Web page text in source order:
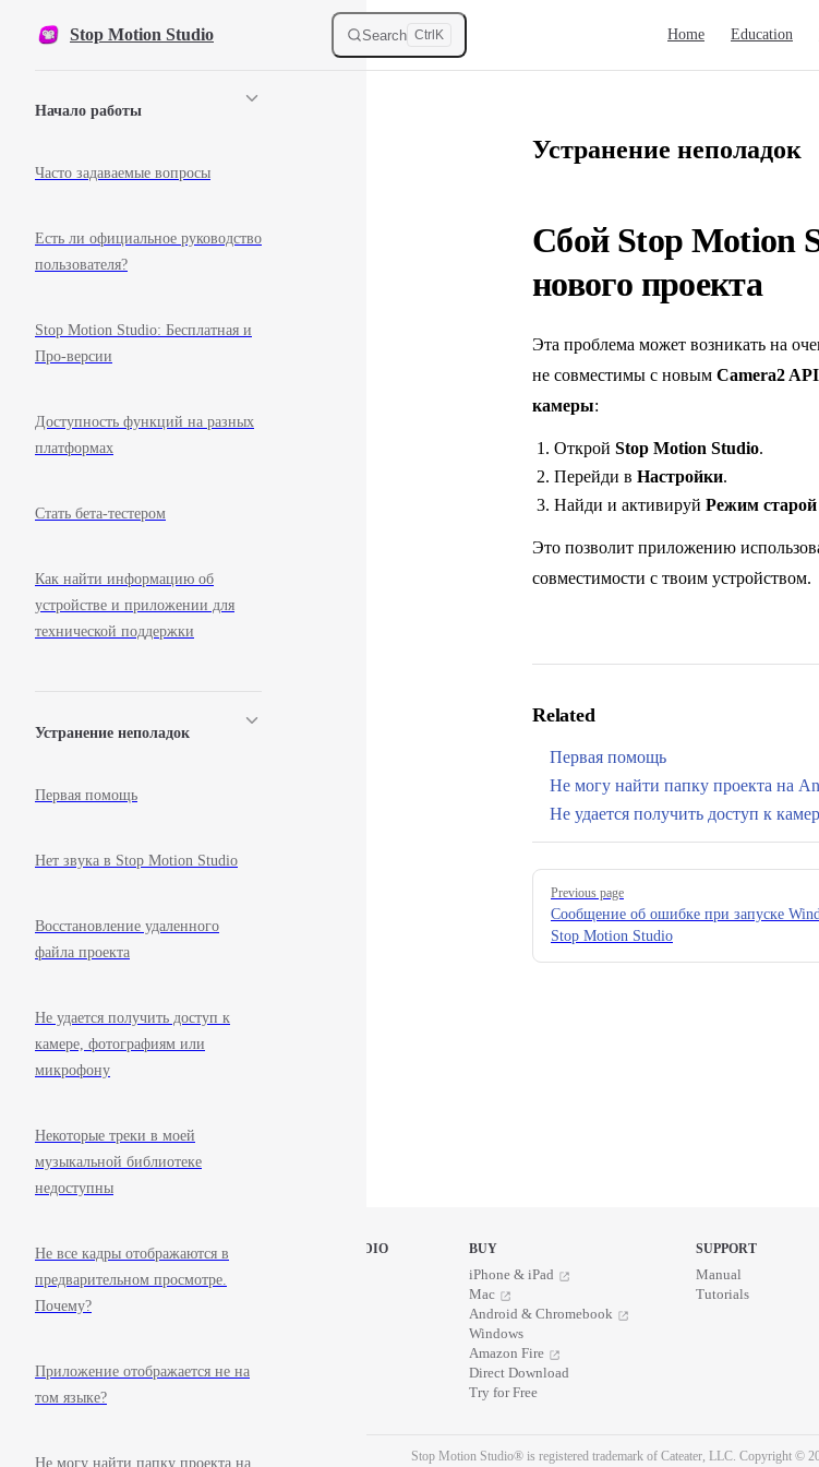
Skip to content
Stop Motion Studio Search Ctrl K Home Education
Начало работы
Часто задаваемые вопросы
Есть ли официальное руководство
пользователя?
Stop Motion Studio: Бесплатная и
Про-версии
Доступность функций на разных
платформах
Стать бета-тестером
Как найти информацию об
устройстве и приложении для
технической поддержки
Устранение неполадок
Первая помощь
Нет звука в Stop Motion Studio
Восстановление удаленного
файла проекта
Не удается получить доступ к
камере, фотографиям или
микрофону
Некоторые треки в моей
музыкальной библиотеке
недоступны
Не все кадры отображаются в
предварительном просмотре.
Почему?
Приложение отображается не на
том языке?
Не могу найти папку проекта на
Устранение неполадок
Сбой Stop Motion
нового проекта
Эта проблема может возникать на
не совместимы с новым Camera2 API
камеры:
Открой Stop Motion Studio.
Перейди в Настройки.
Найди и активируй Режим
Это позволит приложению
совместимости с твоим устройством.
Related
Первая помощь
Не могу найти папку проекта на
Не удается получить доступ к
Pager
Previous page
Сообщение об ошибке при запуске
Stop Motion Studio
STOP MOTION STUDIO BUY
iPhone & iPad
Mac
Android & Chromebook
Windows
Amazon Fire
Direct Download
Try for Free
SUPPORT
Manual
Tutorials
Stop Motion Studio® is registered trademark of Cateater, LLC. Copyright ©